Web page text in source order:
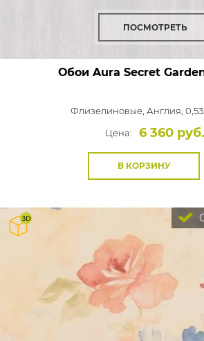
ПОСМОТРЕТЬ
Обои Aura Secret
Флизелиновые, Англия,
Цена:
6 360 руб.
В КОРЗИНУ